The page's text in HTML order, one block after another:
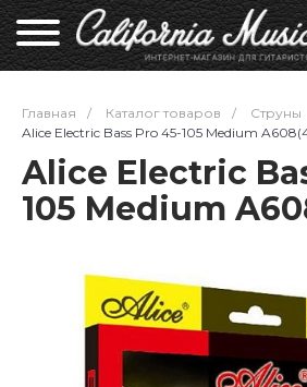
Главная / Каталог товаров / Струны
Alice Electric Bass Pro 45-105 Medium
Alice Electric
105 Medium